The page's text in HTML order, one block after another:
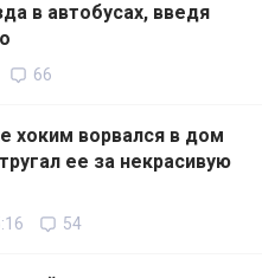
в автобусах, введя
66
хоким ворвался в дом
ее за некрасивую
54